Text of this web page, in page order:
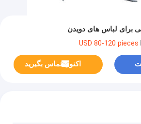
برای لباس های دویدن
اکنون تماس بگیرید